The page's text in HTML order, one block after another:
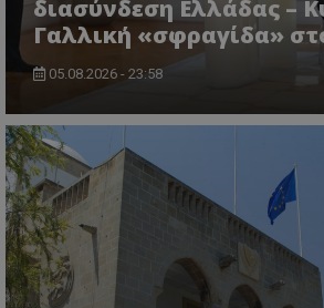
διασύνδεση Ελλάδας –
Γαλλική «σφραγίδα»
05.08.2026 - 23:58